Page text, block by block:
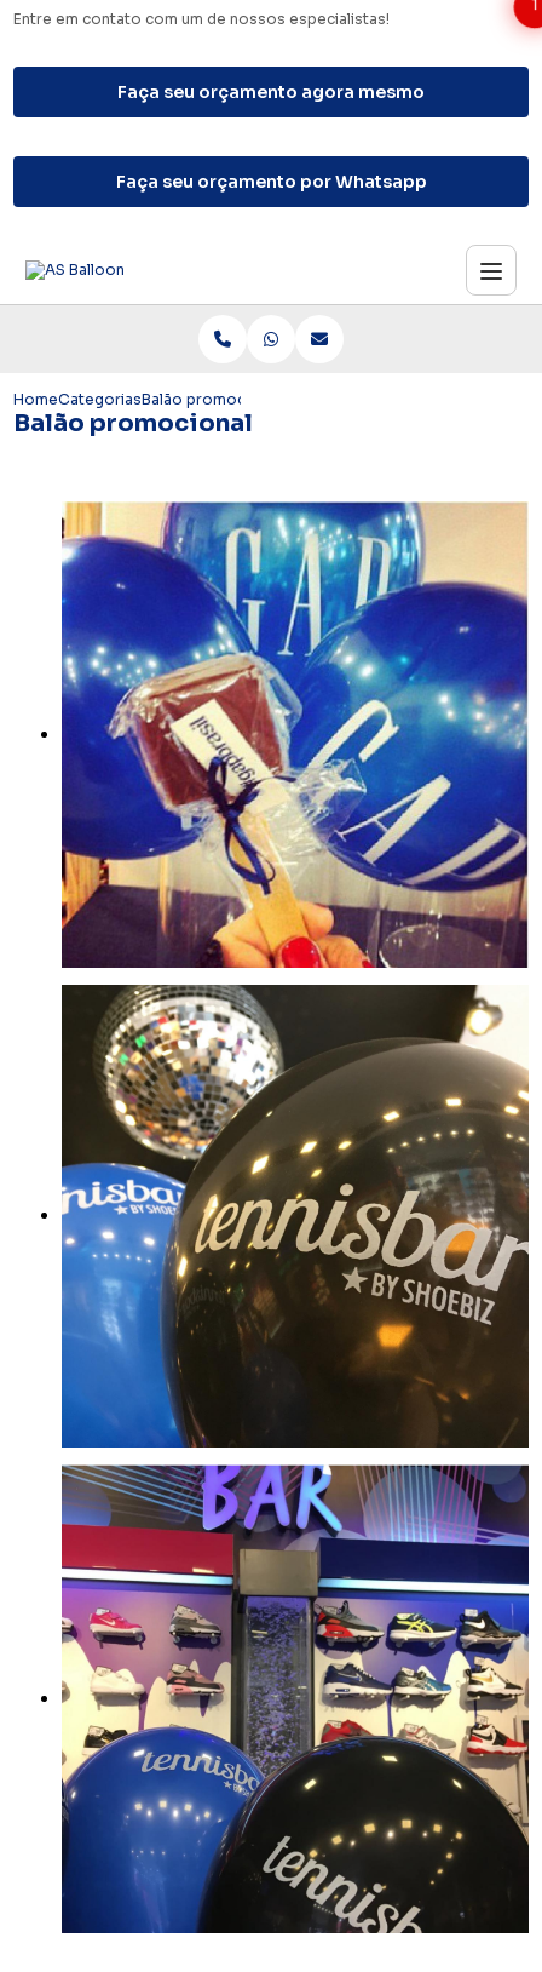
Entre em contato com um de nossos especialistas!
Faça seu orçamento agora mesmo
Faça seu orçamento por Whatsapp
HomeCategoriasBalão promocional
Balão promocional
1